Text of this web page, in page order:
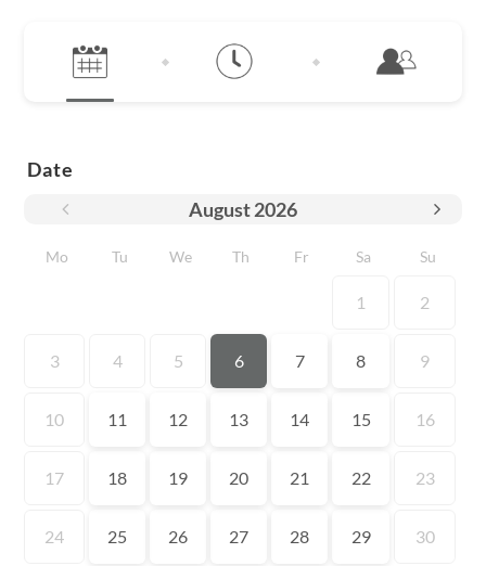
Date
August2026
Mo Tu We Th Fr Sa Su
1 2
3 4 5 6 7 8 9
10 11 12 13 14 15 16
17 18 19 20 21 22 23
24 25 26 27 28 29 30